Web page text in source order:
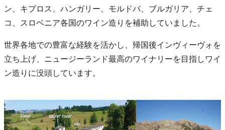
ン、キプロス、ハンガリー、モルドバ、ブルガリア、チェ
コ、スロベニア各国のワイン造りを補助していました。
世界各地での豊富な経験を活かし、帰国後インヴィーヴォを
立ち上げ、ニュージーランド最高のワイナリーを目指しワイ
ン造りに没頭しています。